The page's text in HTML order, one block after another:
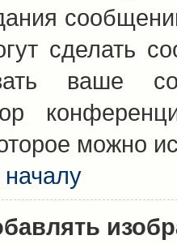
сделать
ваше
можно
началу